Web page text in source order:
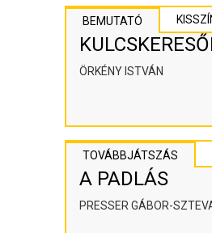
BEMUTATÓ
ÖRKÉNY ISTVÁN
TOVÁBBJÁTSZÁS
A PADLÁS
PRESSER GÁBOR-